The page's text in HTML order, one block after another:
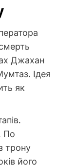
Джахан
Ідея
як
По
трону
його